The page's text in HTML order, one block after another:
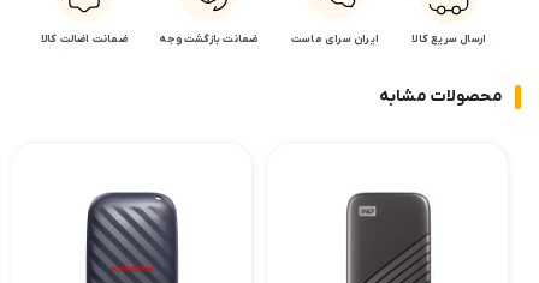
ارسال سریع کالا ایران سرای ماست ضمانت بازگشت وجه ضمانت اضالت کالا
محصولات مشابه